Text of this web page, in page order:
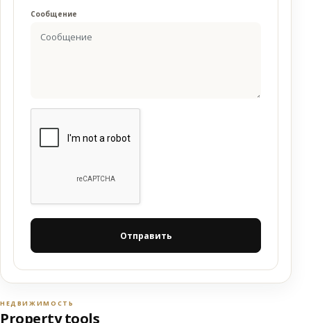
Сообщение
Отправить
НЕДВИЖИМОСТЬ
Property tools